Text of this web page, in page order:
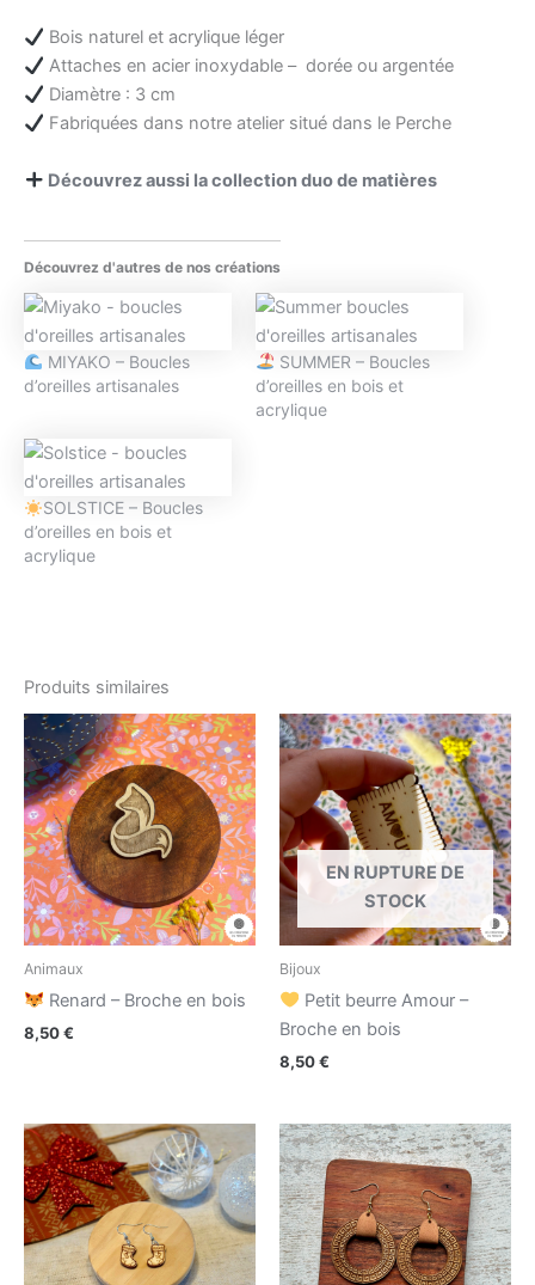
Bois naturel et acrylique léger
Attaches en acier inoxydable – dorée ou argentée
Diamètre : 3 cm
Fabriquées dans notre atelier situé dans le Perche
Découvrez aussi la collection duo de matières
Découvrez d'autres de nos créations
MIYAKO – Boucles
d’oreilles artisanales
SUMMER – Boucles
d’oreilles en bois et
acrylique
SOLSTICE – Boucles
d’oreilles en bois et
acrylique
Produits similaires
Animaux
Renard – Broche en bois
8,50€
EN RUPTURE DE
STOCK
Bijoux
Petit beurre Amour –
Broche en bois
8,50€